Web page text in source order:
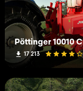
Pöttinger 10010
17 213